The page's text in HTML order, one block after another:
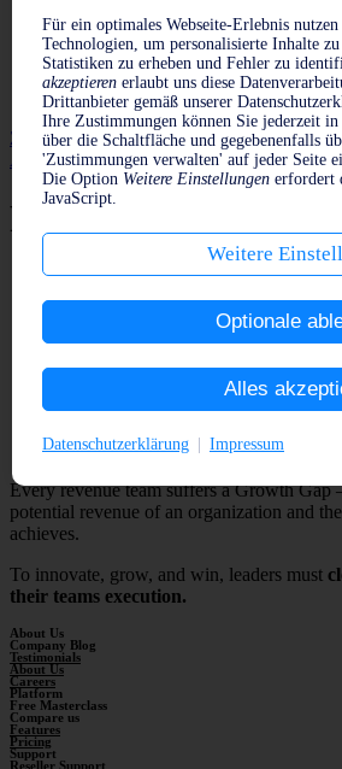
Produktniche &
Absatzkanäle etablieren
Profitabel wachsen/
Academy
Zur Analyse ->
Anmelden
Robert Ehlert￼
Every revenue team suffers a Growth
potential revenue of an organization and
achieves.
To innovate, grow, and win, leaders must
their teams execution.
About Us
Company Blog
Testimonials
About Us
Careers
Platform
Free Masterclass
Compare us
Features
Pricing
Support
Reseller Support
Für ein optimales Webseite-Erlebnis
Technologien, um personalisierte Inhalte
Statistiken zu erheben und Fehler zu
akzeptieren erlaubt uns diese
Drittanbieter gemäß unserer
Ihre Zustimmungen können Sie jederzeit in
über die Schaltfläche und gegebenenfalls
'Zustimmungen verwalten' auf jeder Seite
Die Option Weitere Einstellungen erfordert
JavaScript.
Weitere
Datenschutzerklärung Impressum